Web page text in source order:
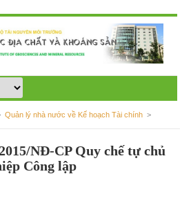
Quản lý nhà nước về Kế hoạch Tài chính >
NĐ-CP Quy chế tự chủ
Công lập